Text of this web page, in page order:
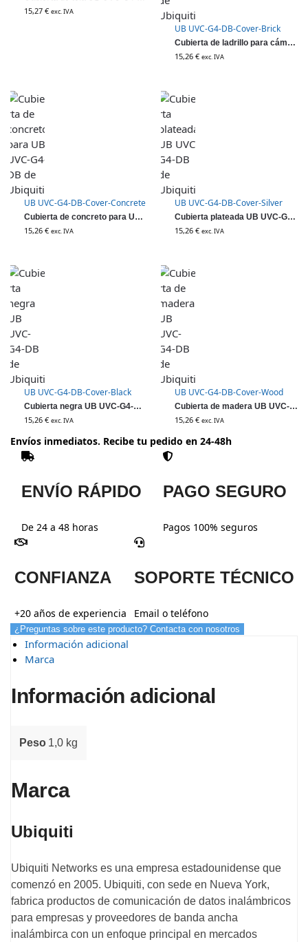
15,27 € exc. IVA
UB UVC-G4-DB-Cover-Brick
Cubierta de ladrillo para cámara UB UVC-G4-DB de Ubiquiti
15,26 € exc. IVA
UB UVC-G4-DB-Cover-Concrete
Cubierta de concreto para UB UVC-G4-DB de Ubiquiti
15,26 € exc. IVA
UB UVC-G4-DB-Cover-Silver
Cubierta plateada UB UVC-G4-DB de Ubiquiti
15,26 € exc. IVA
UB UVC-G4-DB-Cover-Black
Cubierta negra UB UVC-G4-DB de Ubiquiti
15,26 € exc. IVA
UB UVC-G4-DB-Cover-Wood
Cubierta de madera UB UVC-G4-DB de Ubiquiti
15,26 € exc. IVA
Envíos inmediatos. Recibe tu pedido en 24-48h
ENVÍO RÁPIDO
De 24 a 48 horas
PAGO SEGURO
Pagos 100% seguros
CONFIANZA
+20 años de experiencia
SOPORTE TÉCNICO
Email o teléfono
¿Preguntas sobre este producto? Contacta con nosotros
Información adicional
Marca
Información adicional
Peso 1,0 kg
Marca
Ubiquiti
Ubiquiti Networks es una empresa estadounidense que
comenzó en 2005. Ubiquiti, con sede en Nueva York,
fabrica productos de comunicación de datos inalámbricos
para empresas y proveedores de banda ancha
inalámbirca con un enfoque principal en mercados